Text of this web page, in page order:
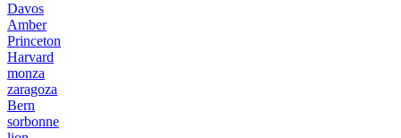
Davos
Amber
Princeton
Harvard
monza
zaragoza
Bern
sorbonne